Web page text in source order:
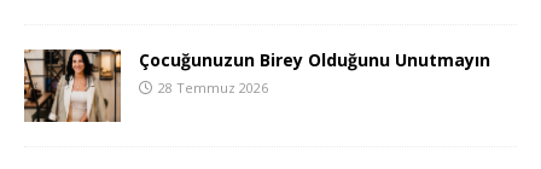
Çocuğunuzun Birey Olduğunu Unutmayın
28 Temmuz 2026